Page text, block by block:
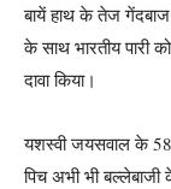
बायें हाथ के तेज
के साथ भारतीय पारी
दावा किया।
यशस्वी जयसवाल के
पिच अभी भी